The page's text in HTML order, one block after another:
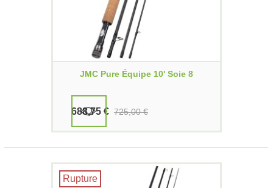
JMC Pure Équipe 10' Soie 8
688,75 € 725,00 €
Rupture